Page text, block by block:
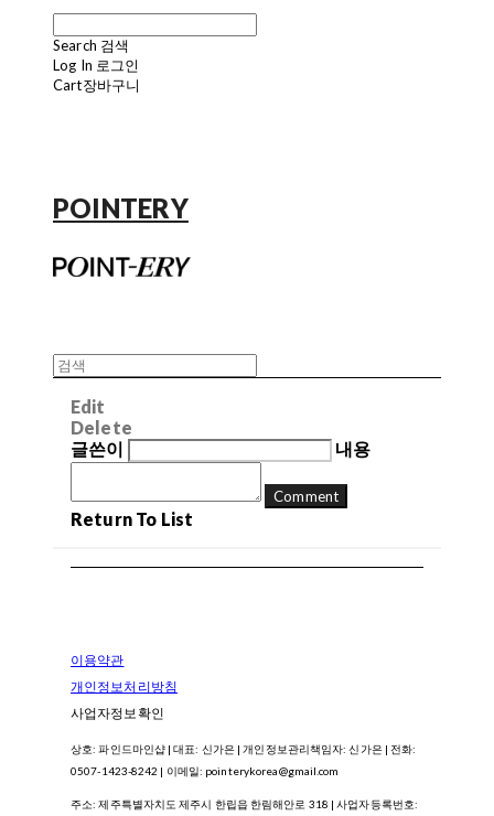
Search 검색
Log In 로그인
Cart장바구니
POINTERY
Edit
Delete
글쓴이
내용
Comment
Return To List
이용약관
개인정보처리방침
사업자정보확인
상호: 파인드마인샵 | 대표: 신가은 | 개인정보관리책임자: 신가은 | 전화:
0507-1423-8242 | 이메일: pointerykorea@gmail.com
주소: 제주특별자치도 제주시 한립읍 한림해안로 318 | 사업자등록번호: